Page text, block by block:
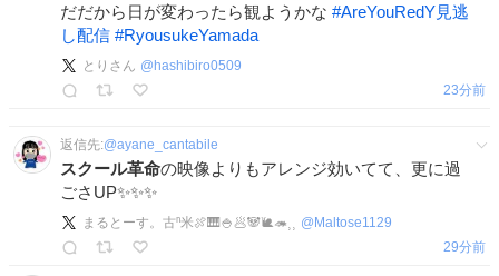
だだから日が変わったら観ようかな #AreYouRedY見逃
し配信 #RyousukeYamada
とりさん @ hashibiro0509
23分前
返信先:@ayane_cantabile
スクール革命の映像よりもアレンジ効いてて、更に過
ごさUP✨✨✨
まるとーす。古ⁿ米🍖🎹🍚🥟🐼🐌🦔⸒⸒ @ Maltose1129
29分前